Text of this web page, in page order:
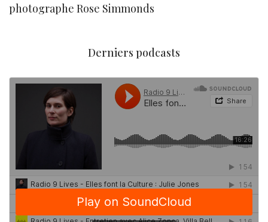
photographe Rose Simmonds
Derniers podcasts